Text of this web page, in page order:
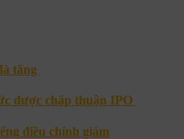
tăng
được chấp thuận IPO
điều chỉnh giảm